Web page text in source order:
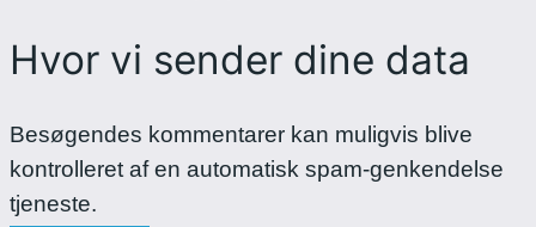
Hvor vi sender dine data
Besøgendes kommentarer kan muligvis blive
kontrolleret af en automatisk spam-genkendelse
tjeneste.